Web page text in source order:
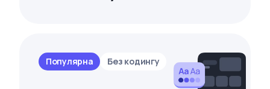
Популярна Без кодингу